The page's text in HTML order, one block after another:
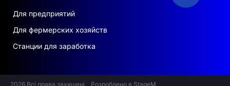
Для предприятий
Для фермерских хозяйств
Станции для заработка
2026 Всі права захищені Розроблено в StageM